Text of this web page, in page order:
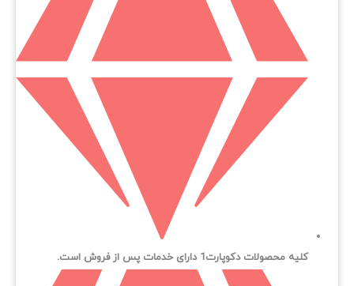
کلیه محصولات دکوپارت1 دارای خدمات پس از فروش است.